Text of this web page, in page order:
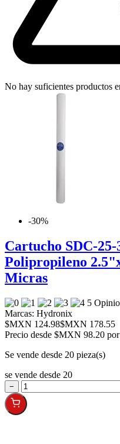
No hay suficientes productos
-30%
Cartucho SDC-
Polipropileno
Micras
5
Marcas: Hydronix
$MXN 124.98$MXN 178.55
Precio desde $MXN 98.20 por
Se vende desde 20 pieza(s)
se vende desde 20
−